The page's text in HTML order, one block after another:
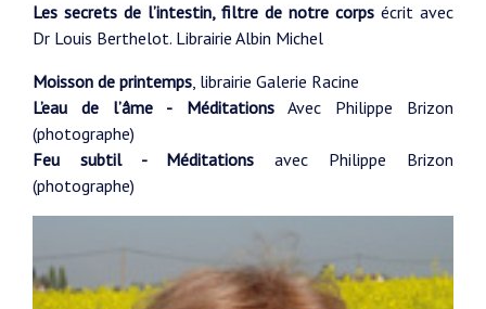
Les secrets de l’intestin, filtre de notre corps écrit avec
Dr Louis Berthelot. Librairie Albin Michel
Moisson de printemps, librairie Galerie Racine
L’eau de l’âme - MéditationsAvec Philippe Brizon
(photographe)
Feu subtil - Méditations avec Philippe Brizon
(photographe)